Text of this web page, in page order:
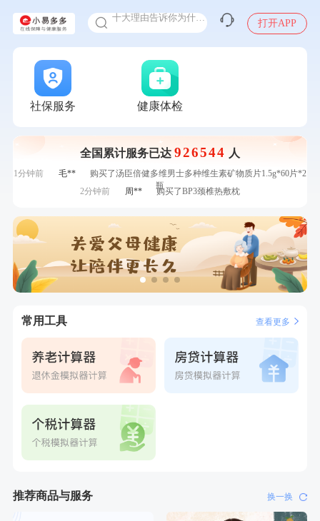
感染人偏肺病毒就会得肺炎吗
甲状腺癌怎么筛查
打开APP
社保服务 健康体检
全国累计服务已达 926544 人
7分钟前 张**
成功预约了心脏病套餐
7分钟前
购买了美的1.5L电热水壶HJ1522
侯**
购买了汤臣倍健水飞蓟葛根丹参片（护肝片）1.02g*120片
刚刚
侯**
购买了汤臣倍健水飞蓟葛根丹参片（护肝片）1.02g*120片
1分钟前
孙**
成功预约了商务应酬体检（男）
1分钟前
毛**
购买了汤臣倍健多维男士多种维生素矿物质片1.5g*60片*2
瓶
2分钟前 周**
购买了BP3颈椎热敷枕
姜**
成功预约了女性VIP体检套餐
4分钟前
袁**
购买了美的体重秤 MO-CW5 白色
6分钟前
熊**
购买了时尚羽毛球套装ES-YM601
成功预约了女性防癌筛查套餐
7分钟前
刚刚
侯** 购买了汤臣倍健水飞蓟葛根丹参片（护肝片）1.02g*120片
常用工具 查看更多
推荐商品与服务 换一换